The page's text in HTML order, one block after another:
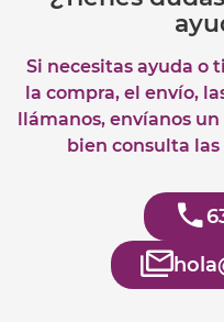
Si necesitas ayuda o
la compra, el envío,
llámanos, envíanos
bien consulta